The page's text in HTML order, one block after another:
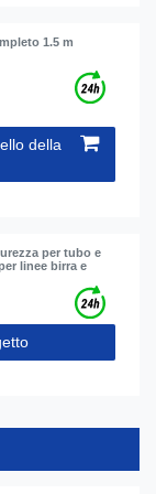
1.5 m
della
per tubo e
linee birra e